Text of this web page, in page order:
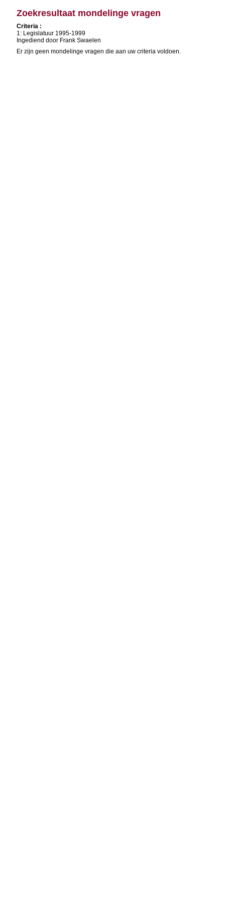
Zoekresultaat mondelinge vragen
Criteria :
1: Legislatuur 1995-1999
Ingediend door Frank Swaelen
Er zijn geen mondelinge vragen die aan uw criteria voldoen.